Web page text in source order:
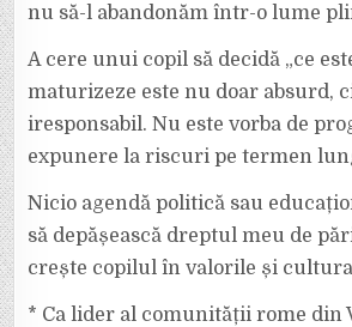
nu să-l abandonăm într-o lume
A cere unui copil să decidă „ce
maturizeze este nu doar absurd,
iresponsabil. Nu este vorba de
expunere la riscuri pe termen
Nicio agendă politică sau
să depășească dreptul meu de
crește copilul în valorile și
* Ca lider al comunității rome din